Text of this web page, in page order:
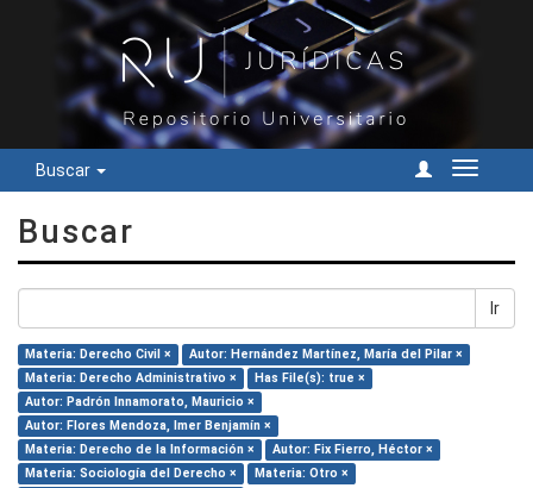
Buscar
Cambiar
Buscar
Ir
Materia: Derecho Civil ×
Autor: Hernández Martínez, María del Pilar ×
Materia: Derecho Administrativo ×
Has File(s): true ×
Autor: Padrón Innamorato, Mauricio ×
Autor: Flores Mendoza, Imer Benjamín ×
Materia: Derecho de la Información ×
Autor: Fix Fierro, Héctor ×
Materia: Sociología del Derecho ×
Materia: Otro ×